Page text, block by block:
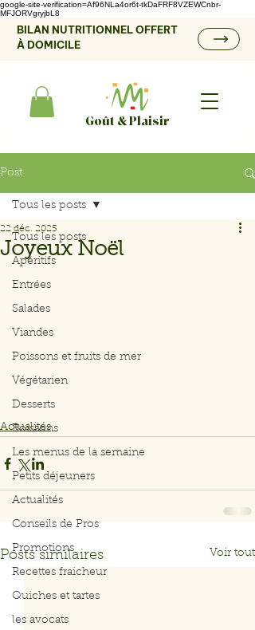
google-site-verification=Af96NLa4or6t-tkDaFRF8VZEWCnbr-
MFJORVgryjbL8
BILAN NUTRITIONNEL OFFERT
À DOMICILE
Goût & Plaisir
Post
Tous les posts
Apéritifs
Entrées
Salades
Viandes
Poissons et fruits de mer
Végétarien
Desserts
Boissons
Les menus de la semaine
Petits déjeuners
Actualités
Conseils de Pros
Promotions
Recettes fraicheur
Quiches et tartes
les avocats
Tous les posts
Joyeux Noël
22 déc. 2025
Actualités
Posts similaires Voir tout